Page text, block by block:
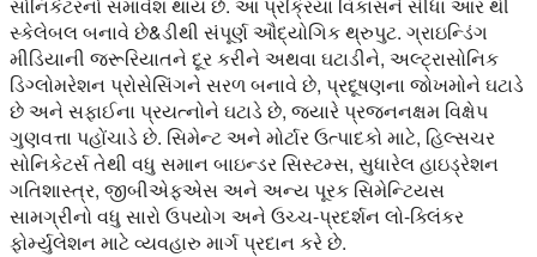
સ્કેલેબલ બનાવે છે&ડીથી સંપૂર્ણ ઔદ્યોગિક થ્રુપુટ. ગ્રાઇન્ડિંગ
મીડિયાની જરૂરિયાતને દૂર કરીને અથવા ઘટાડીને, અલ્ટ્રાસોનિક
ડિગ્લોમરેશન પ્રોસેસિંગને સરળ બનાવે છે, પ્રદૂષણના જોખમોને ઘટાડે
છે અને સફાઈના પ્રયત્નોને ઘટાડે છે, જ્યારે પ્રજનનક્ષમ વિક્ષેપ
ગુણવત્તા પહોંચાડે છે. સિમેન્ટ અને મોર્ટાર ઉત્પાદકો માટે, હિલ્સચર
સોનિકેટર્સ તેથી વધુ સમાન બાઇન્ડર સિસ્ટમ્સ, સુધારેલ હાઇડ્રેશન
ગતિશાસ્ત્ર, જીબીએફએસ અને અન્ય પૂરક સિમેન્ટિયસ
સામગ્રીનો વધુ સારો ઉપયોગ અને ઉચ્ચ-પ્રદર્શન લો-ક્લિંકર
ફોર્મ્યુલેશન માટે વ્યવહારુ માર્ગ પ્રદાન કરે છે.